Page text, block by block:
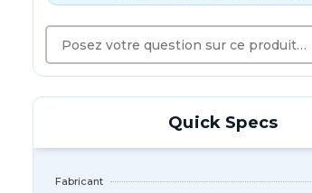
Quick Specs
Fabricant